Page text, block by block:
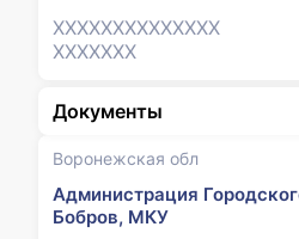
Воронежская обл
Администрация
Бобров, МКУ
XXXXXXXXXXXXXX
XXXXXXX
Документы